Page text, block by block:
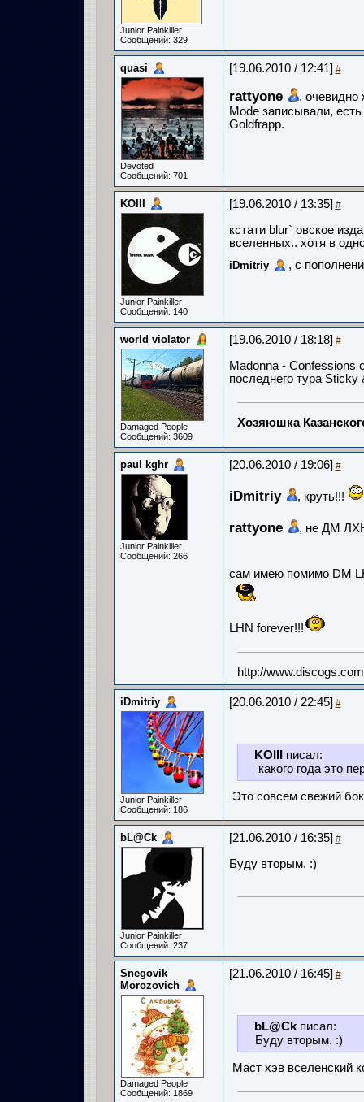
Junior Painkiller
Сообщений: 329
quasi
Devoted
Сообщений: 701
[19.06.2010 / 12:41] #
rattyone
, очевидно
Mode записывали,
Goldfrapp.
KOIII
Junior Painkiller
Сообщений: 140
[19.06.2010 / 13:35] #
кстати blur` овское
вселенных.. хотя в
iDmitriy , с
world violator
Damaged People
Сообщений: 3609
[19.06.2010 / 18:18] #
Madonna - Confessions
последнего тура
Хозяюшка
paul kghr
Junior Painkiller
Сообщений: 266
[20.06.2010 / 19:06] #
iDmitriy , круть!!!
rattyone , не ДМ
сам имею помимо DM
LHN forever!!!
http://
iDmitriy
Junior Painkiller
Сообщений: 186
[20.06.2010 / 22:45] #
KOIII
писал:
какого года это
Это совсем свежий
bL@Ck
Junior Painkiller
Сообщений: 237
[21.06.2010 / 16:35] #
Буду вторым. :)
Snegovik
Morozovich
Damaged People
Сообщений: 1869
[21.06.2010 / 16:45] #
bL@Ckписал:
Буду вторым. :)
Маст хэв вселенский